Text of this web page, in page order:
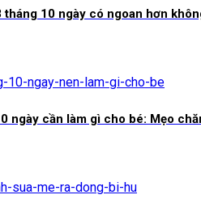
tháng 10 ngày có ngoan hơn
ngày cần làm gì cho bé: Mẹo